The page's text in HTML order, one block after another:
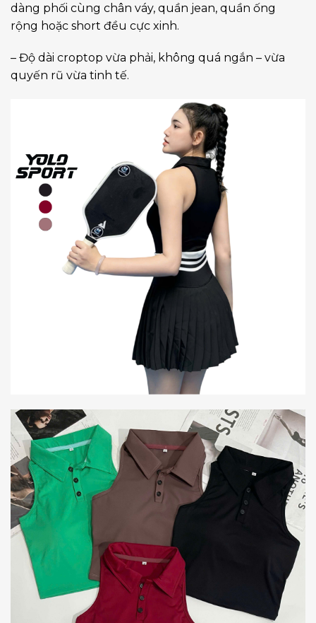
dàng phối cùng chân váy, quần jean, quần ống
rộng hoặc short đều cực xinh.
– Độ dài croptop vừa phải, không quá ngắn – vừa
quyến rũ vừa tinh tế.